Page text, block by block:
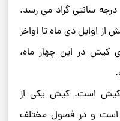
‌رسد و در زمستان به پایین ‌تر از ۱۰ درجه سانتی ‌گراد می ‌رسد.
از اوایل دی ماه تا اواخر
کیش در این چهار ماه،
کیش است. کیش یکی از
است و در فصول مختلف